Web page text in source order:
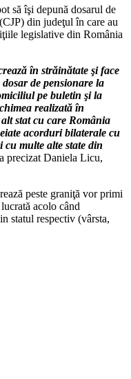
să îşi depună dosarul de
din judeţul în care au
legislative din România
în străinătate şi face
de pensionare la
pe buletin şi la
realizată în
stat cu care România
acorduri bilaterale cu
multe alte state din
precizat Daniela Licu,
peste graniţă vor primi
acolo când
statul respectiv (vârsta,